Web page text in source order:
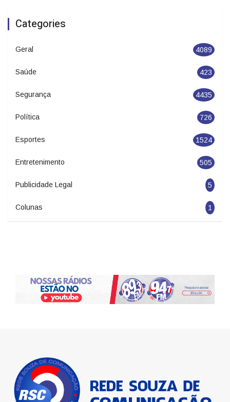
Categories
Geral 4089
Saúde 423
Segurança 4435
Política 726
Esportes 1524
Entretenimento 505
Publicidade Legal 5
Colunas 1